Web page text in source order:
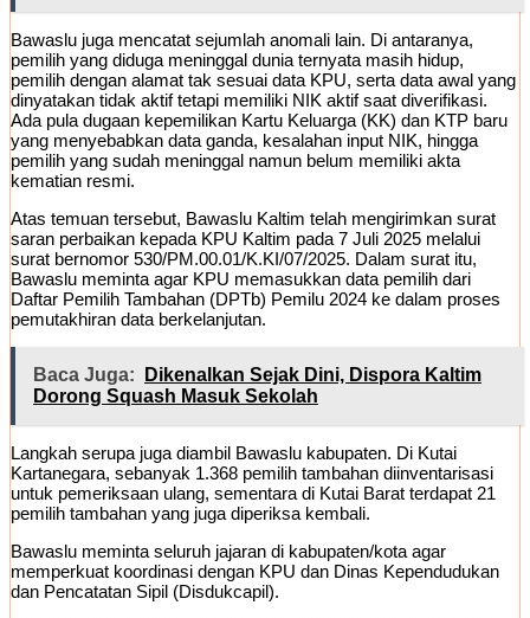
Bawaslu juga mencatat sejumlah anomali lain. Di antaranya,
pemilih yang diduga meninggal dunia ternyata masih hidup,
pemilih dengan alamat tak sesuai data KPU, serta data awal yang
dinyatakan tidak aktif tetapi memiliki NIK aktif saat diverifikasi.
Ada pula dugaan kepemilikan Kartu Keluarga (KK) dan KTP baru
yang menyebabkan data ganda, kesalahan input NIK, hingga
pemilih yang sudah meninggal namun belum memiliki akta
kematian resmi.
Atas temuan tersebut, Bawaslu Kaltim telah mengirimkan surat
saran perbaikan kepada KPU Kaltim pada 7 Juli 2025 melalui
surat bernomor 530/PM.00.01/K.KI/07/2025. Dalam surat itu,
Bawaslu meminta agar KPU memasukkan data pemilih dari
Daftar Pemilih Tambahan (DPTb) Pemilu 2024 ke dalam proses
pemutakhiran data berkelanjutan.
Baca Juga:
Dikenalkan Sejak Dini, Dispora Kaltim
Dorong Squash Masuk Sekolah
Langkah serupa juga diambil Bawaslu kabupaten. Di Kutai
Kartanegara, sebanyak 1.368 pemilih tambahan diinventarisasi
untuk pemeriksaan ulang, sementara di Kutai Barat terdapat 21
pemilih tambahan yang juga diperiksa kembali.
Bawaslu meminta seluruh jajaran di kabupaten/kota agar
memperkuat koordinasi dengan KPU dan Dinas Kependudukan
dan Pencatatan Sipil (Disdukcapil).